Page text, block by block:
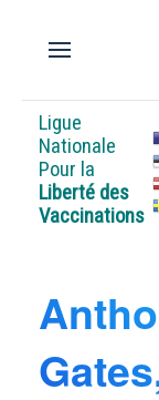
Ligue
Nationale
Pour la
Liberté des
Vaccinations